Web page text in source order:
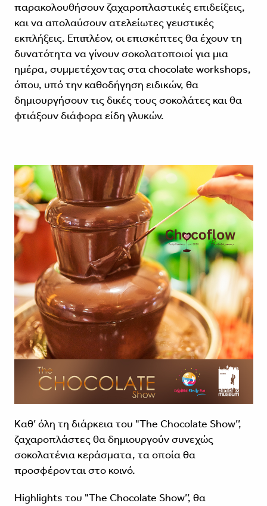
παρακολουθήσουν ζαχαροπλαστικές επιδείξεις,
και να απολαύσουν ατελείωτες γευστικές
εκπλήξεις. Επιπλέον, οι επισκέπτες θα έχουν τη
δυνατότητα να γίνουν σοκολατοποιοί για μια
ημέρα, συμμετέχοντας στα chocolate workshops,
όπου, υπό την καθοδήγηση ειδικών, θα
δημιουργήσουν τις δικές τους σοκολάτες και θα
φτιάξουν διάφορα είδη γλυκών.
Καθ’ όλη τη διάρκεια του "The Chocolate Show’’,
ζαχαροπλάστες θα δημιουργούν συνεχώς
σοκολατένια κεράσματα, τα οποία θα
προσφέρονται στο κοινό.
Highlights του "The Chocolate Show’’, θα